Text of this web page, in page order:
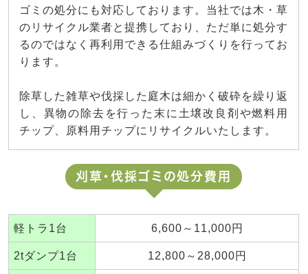
ゴミの処分にも対応しております。当社では木・草
のリサイクル業者と提携しており、ただ単に処分す
るのではなく再利用できる仕組みづくりを行ってお
ります。
除草した雑草や伐採した庭木は細かく破砕を繰り返
し、異物の除去を行った末に土壌改良剤や燃料用
チップ、原料用チップにリサイクルいたします。
刈草・伐採ゴミの処分費用
軽トラ1台 6,600～11,000円
2tダンプ1台 12,800～28,000円